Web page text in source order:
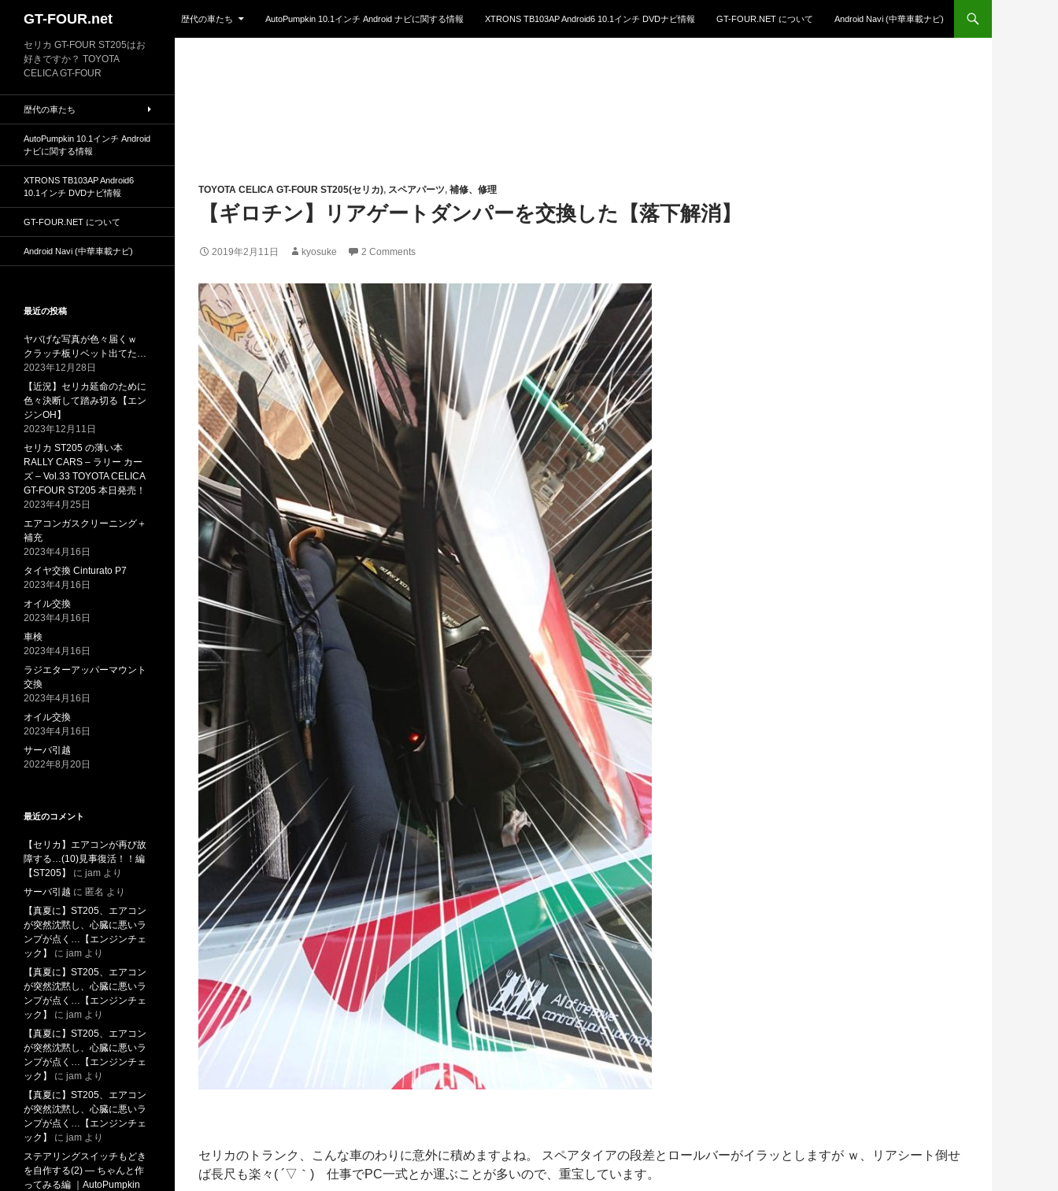
GT-FOUR.net
歴代の車たち
AutoPumpkin 10.1インチ Android ナビに関する情報 XTRONS TB103AP Android6 10.1インチ DVDナビ情報 GT-FOUR.NET について Android Navi (中華車載ナビ)
TOYOTA CELICA GT-FOUR ST205(セリカ), スペアパーツ, 補修、修理
【ギロチン】リアゲートダンパーを交換した【落下解消】
2019年2月11日 kyosuke 2 Comments
セリカのトランク、こんな車のわりに意外に積めますよね。 スペアタイアの段差とロールバーがイラッとしますが ｗ、リアシート倒せ
ば長尺も楽々( ´▽｀) 仕事でPC一式とか運ぶことが多いので、重宝しています。
セリカ GT-FOUR ST205はお
好きですか？ TOYOTA
CELICA GT-FOUR
歴代の車たち
AutoPumpkin 10.1インチ Android
ナビに関する情報
XTRONS TB103AP Android6
10.1インチ DVDナビ情報
GT-FOUR.NET について
Android Navi (中華車載ナビ)
最近の投稿
ヤバげな写真が色々届くｗ
クラッチ板リベット出てた…
2023年12月28日
【近況】セリカ延命のために
色々決断して踏み切る【エン
ジンOH】
2023年12月11日
セリカ ST205 の薄い本
RALLY CARS – ラリー カー
ズ – Vol.33 TOYOTA CELICA
GT-FOUR ST205 本日発売！
2023年4月25日
エアコンガスクリーニング＋
補充
2023年4月16日
タイヤ交換 Cinturato P7
2023年4月16日
オイル交換
2023年4月16日
車検
2023年4月16日
ラジエターアッパーマウント
交換
2023年4月16日
オイル交換
2023年4月16日
サーバ引越
2022年8月20日
最近のコメント
【セリカ】エアコンが再び故
障する…(10)見事復活！！編
【ST205】
に jam より
サーバ引越 に 匿名 より
【真夏に】ST205、エアコン
が突然沈黙し、心臓に悪いラ
ンプが点く…【エンジンチェ
ック】
に jam より
【真夏に】ST205、エアコン
が突然沈黙し、心臓に悪いラ
ンプが点く…【エンジンチェ
ック】
に jam より
【真夏に】ST205、エアコン
が突然沈黙し、心臓に悪いラ
ンプが点く…【エンジンチェ
ック】
に jam より
【真夏に】ST205、エアコン
が突然沈黙し、心臓に悪いラ
ンプが点く…【エンジンチェ
ック】
に jam より
ステアリングスイッチもどき
を自作する(2) ― ちゃんと作
ってみる編 ｜AutoPumpkin